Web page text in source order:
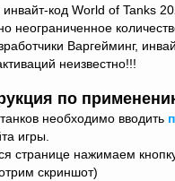
код World of Tanks
неограниченное
Варгейминг,
неизвестно!!!
по
необходимо вводить
игры.
странице нажимаем
скриншот)